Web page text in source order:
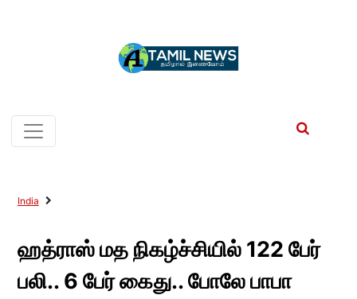
India
ஹத்ராஸ் மத நிகழ்ச்சியில் 122 பேர்
பலி.. 6 பேர் கைது.. போலே பாபா